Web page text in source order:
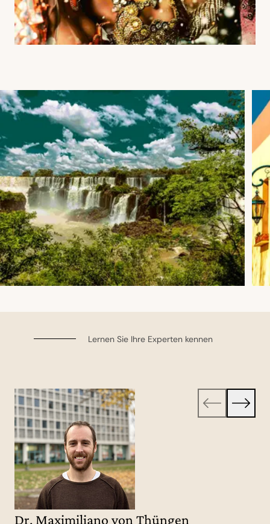
Lernen Sie Ihre Experten kennen
Dr. Maximiliano von Thüngen
Juan Harismendy
Charlotte Sosa Berndt